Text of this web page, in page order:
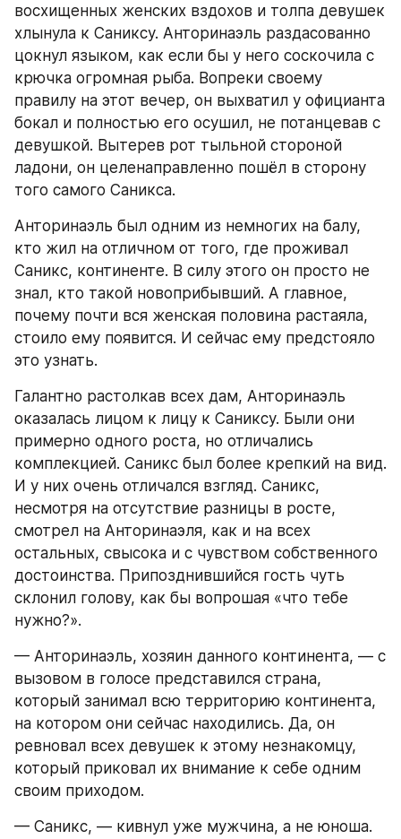
восхищенных женских вздохов и толпа девушек
хлынула к Саниксу. Анторинаэль раздасованно
цокнул языком, как если бы у него соскочила с
крючка огромная рыба. Вопреки своему
правилу на этот вечер, он выхватил у официанта
бокал и полностью его осушил, не потанцевав с
девушкой. Вытерев рот тыльной стороной
ладони, он целенаправленно пошёл в сторону
того самого Саникса.
Анторинаэль был одним из немногих на балу,
кто жил на отличном от того, где проживал
Саникс, континенте. В силу этого он просто не
знал, кто такой новоприбывший. А главное,
почему почти вся женская половина растаяла,
стоило ему появится. И сейчас ему предстояло
это узнать.
Галантно растолкав всех дам, Анторинаэль
оказалась лицом к лицу к Саниксу. Были они
примерно одного роста, но отличались
комплекцией. Саникс был более крепкий на вид.
И у них очень отличался взгляд. Саникс,
несмотря на отсутствие разницы в росте,
смотрел на Анторинаэля, как и на всех
остальных, свысока и с чувством собственного
достоинства. Припозднившийся гость чуть
склонил голову, как бы вопрошая «что тебе
нужно?».
— Анторинаэль, хозяин данного континента, — с
вызовом в голосе представился страна,
который занимал всю территорию континента,
на котором они сейчас находились. Да, он
ревновал всех девушек к этому незнакомцу,
который приковал их внимание к себе одним
своим приходом.
— Саникс, — кивнул уже мужчина, а не юноша.